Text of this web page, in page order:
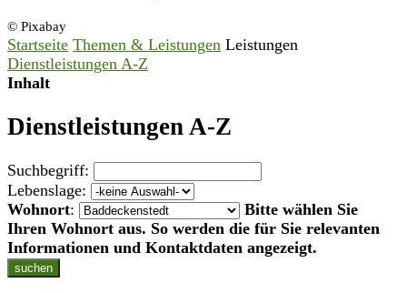
© Pixabay
Startseite Themen & Leistungen Leistungen
Dienstleistungen A-Z
Inhalt
Dienstleistungen A-Z
Suchbegriff:
Lebenslage:
Wohnort:
Bitte wählen Sie
Ihren Wohnort aus. So werden die für Sie relevanten
Informationen und Kontaktdaten angezeigt.
suchen